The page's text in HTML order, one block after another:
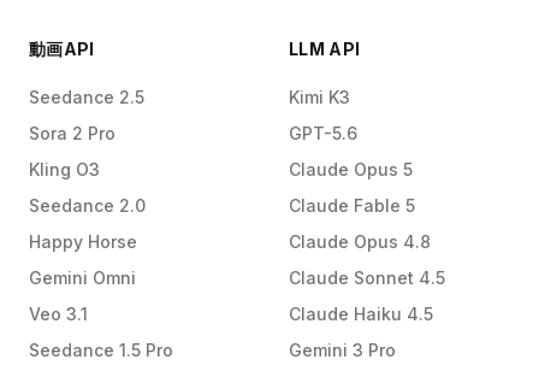
動画API
Seedance 2.5
Sora 2 Pro
Kling O3
Seedance 2.0
Happy Horse
Gemini Omni
Veo 3.1
Seedance 1.5 Pro
LLM API
Kimi K3
GPT-5.6
Claude Opus 5
Claude Fable 5
Claude Opus 4.8
Claude Sonnet 4.5
Claude Haiku 4.5
Gemini 3 Pro